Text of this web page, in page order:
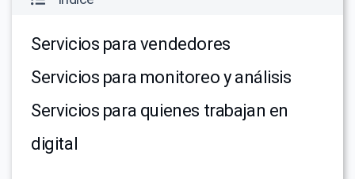
Servicios para vendedores
Servicios para monitoreo y análisis
Servicios para quienes trabajan en
digital